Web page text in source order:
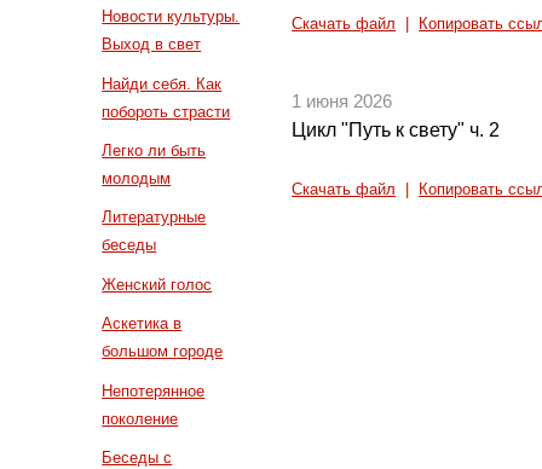
Новости культуры.
Выход в свет
Найди себя. Как
побороть страсти
Легко ли быть
молодым
Литературные
беседы
Женский голос
Аскетика в
большом городе
Непотерянное
поколение
Беседы с
Скачать файл Копировать
1 июня 2026
Цикл "Путь к свету" ч. 2
Скачать файл Копировать